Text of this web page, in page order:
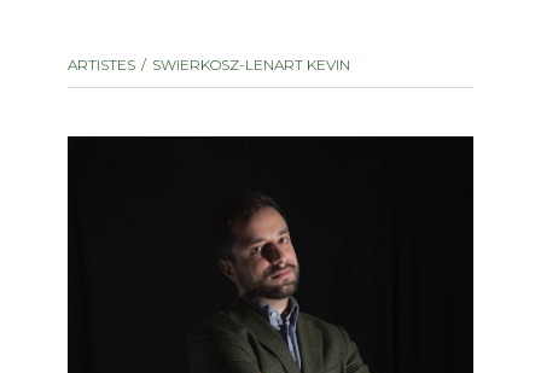
ARTISTES SWIERKOSZ-LENART KEVIN